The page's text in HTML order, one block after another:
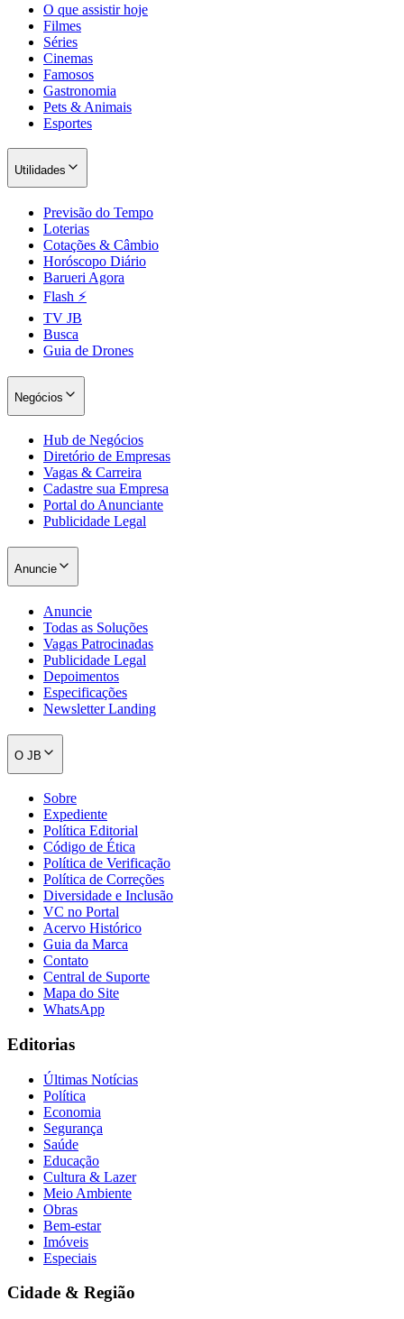
Santos
Fluminense
O que assistir hoje
Filmes
Séries
Cinemas
Famosos
Gastronomia
Pets & Animais
Esportes
Utilidades
Previsão do Tempo
Loterias
Cotações & Câmbio
Horóscopo Diário
Barueri Agora
Flash ⚡
TV JB
Busca
Guia de Drones
Negócios
Hub de Negócios
Diretório de Empresas
Vagas & Carreira
Cadastre sua Empresa
Portal do Anunciante
Publicidade Legal
Anuncie
Anuncie
Todas as Soluções
Vagas Patrocinadas
Publicidade Legal
Depoimentos
Especificações
Newsletter Landing
O JB
Sobre
Expediente
Política Editorial
Código de Ética
Política de Verificação
Política de Correções
Diversidade e Inclusão
VC no Portal
Acervo Histórico
Guia da Marca
Contato
Central de Suporte
Mapa do Site
WhatsApp
Editorias
Últimas Notícias
Política
Economia
Segurança
Saúde
Educação
Cultura & Lazer
Meio Ambiente
Obras
Bem-estar
Imóveis
Especiais
Cidade & Região